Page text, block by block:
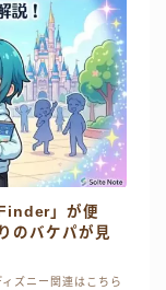
」が便
のバケパが見
ィズニー関連はこちら